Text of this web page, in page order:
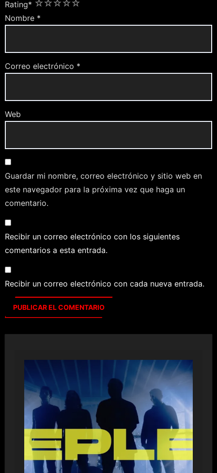
Rating* 5
4
3
2
1
Nombre *
Correo electrónico *
Web
Guardar mi nombre, correo electrónico y sitio web en
este navegador para la próxima vez que haga un
comentario.
Recibir un correo electrónico con los siguientes
comentarios a esta entrada.
Recibir un correo electrónico con cada nueva entrada.